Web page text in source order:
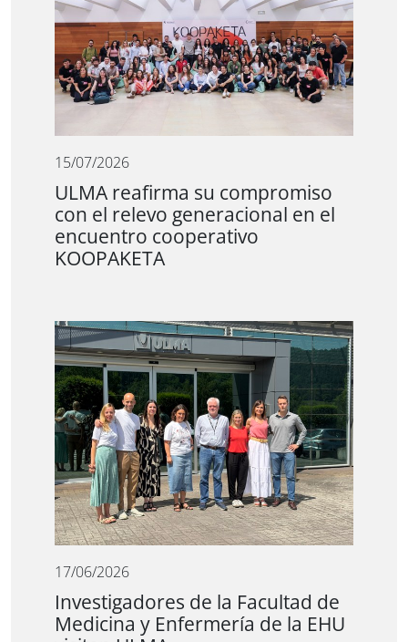
15/07/2026
ULMA reafirma su compromiso
con el relevo generacional en el
encuentro cooperativo
KOOPAKETA
17/06/2026
Investigadores de la Facultad de
Medicina y Enfermería de la EHU